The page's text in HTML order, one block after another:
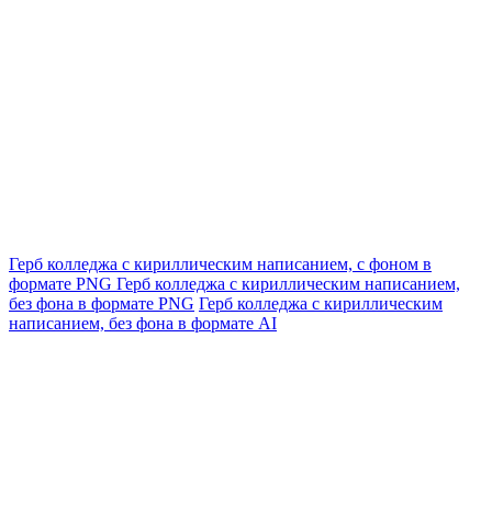
Герб колледжа с кириллическим написанием, с фоном в
формате PNG Герб колледжа с кириллическим написанием,
без фона в формате PNG Герб колледжа с кириллическим
написанием, без фона в формате AI